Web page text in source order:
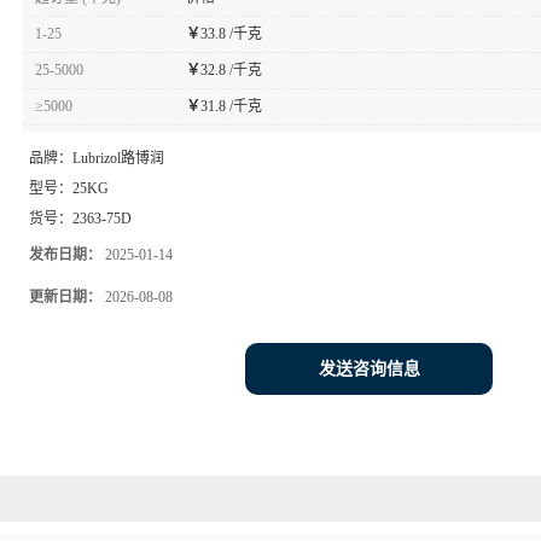
1-25 ￥33.8 /千克
25-5000 ￥32.8 /千克
≥5000 ￥31.8 /千克
品牌： Lubrizol路博润
型号： 25KG
货号： 2363-75D
发布日期： 2025-01-14
更新日期： 2026-08-08
发送咨询信息